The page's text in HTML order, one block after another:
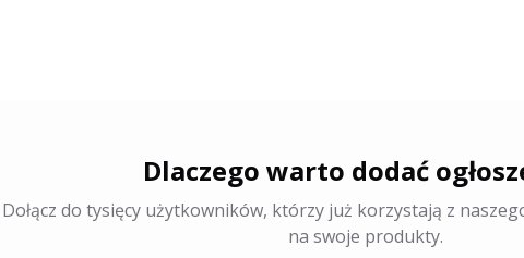
Dlaczego warto dodać
Dołącz do tysięcy użytkowników, którzy już korzystają z
na swoje produkty.